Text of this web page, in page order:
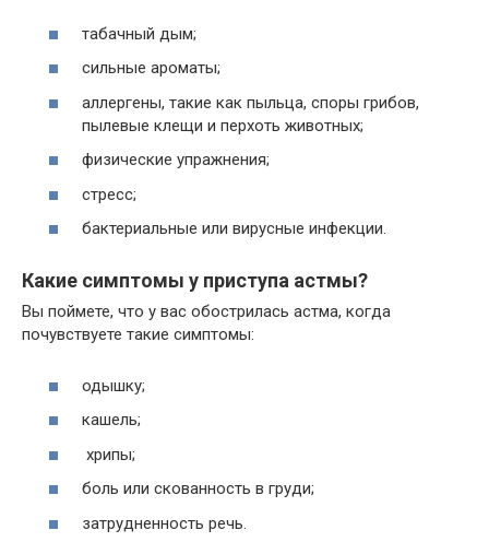
табачный дым;
сильные ароматы;
аллергены, такие как пыльца, споры грибов,
пылевые клещи и перхоть животных;
физические упражнения;
стресс;
бактериальные или вирусные инфекции.
Какие симптомы у приступа астмы?
Вы поймете, что у вас обострилась астма, когда
почувствуете такие симптомы:
одышку;
кашель;
хрипы;
боль или скованность в груди;
затрудненность речь.